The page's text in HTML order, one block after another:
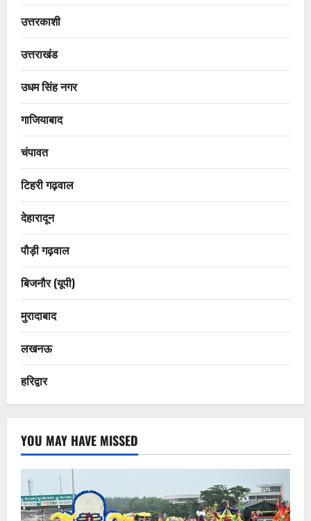
उत्तरकाशी
उत्तराखंड
उधम सिंह नगर
गाजियाबाद
चंपावत
टिहरी गढ़वाल
देहारादून
पौड़ी गढ़वाल
बिजनौर (यूपी)
मुरादाबाद
लखनऊ
हरिद्वार
YOU MAY HAVE MISSED